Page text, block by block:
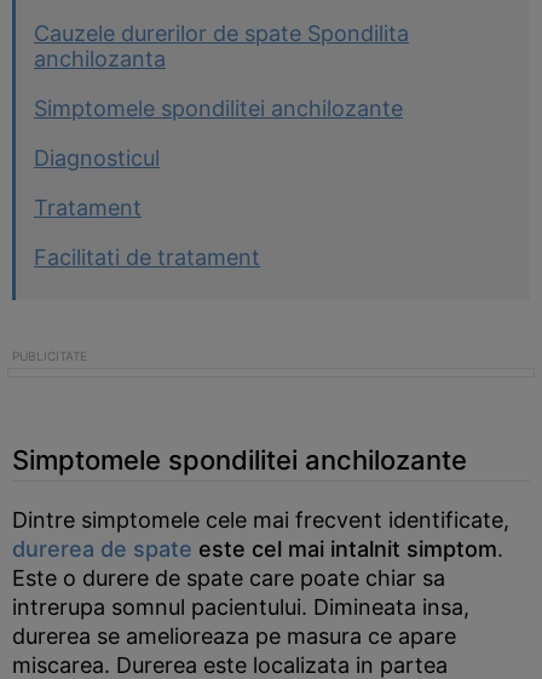
Cauzele durerilor de spate Spondilita
anchilozanta
Simptomele spondilitei anchilozante
Diagnosticul
Tratament
Facilitati de tratament
Simptomele spondilitei anchilozante
Dintre simptomele cele mai frecvent identificate,
durerea de spate este cel mai intalnit simptom.
Este o durere de spate care poate chiar sa
intrerupa somnul pacientului. Dimineata insa,
durerea se amelioreaza pe masura ce apare
miscarea. Durerea este localizata in partea